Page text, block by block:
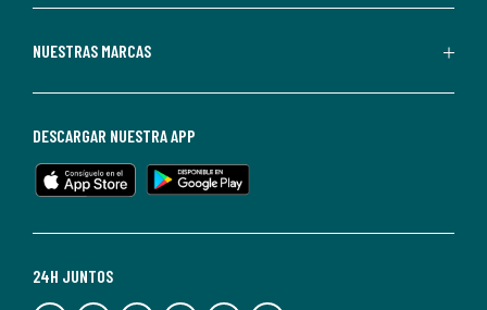
Redoute.
de
en
cualquier
Para
información,
NUESTRAS MARCAS
24H JUNTOS
DESCARGAR NUESTRA APP